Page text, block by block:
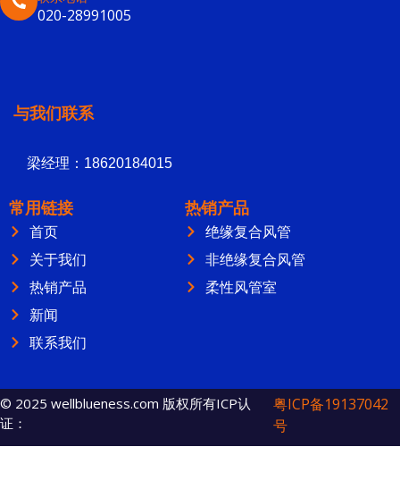
020-28991005
与我们联系
梁经理：18620184015
常用链接
首页
关于我们
热销产品
新闻
联系我们
热销产品
绝缘复合风管
非绝缘复合风管
柔性风管室
© 2025 wellblueness.com 版权所有ICP认
证：
粤ICP备19137042
号